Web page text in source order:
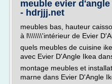
meuble evier
- hdrjjj.net
meubles bas, hauteur
à l\\\\\\\'intérieur de Evier
quels meubles de cuisine
avec Evier D'Angle Ikea
montage meubles et
marne dans Evier D'Angle